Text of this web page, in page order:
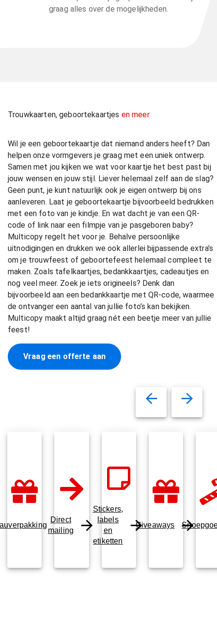
graag alles over de mogelijkheden.
Trouwkaarten, geboortekaartjes en meer
Wil je een geboortekaartje dat niemand anders heeft? Dan
helpen onze vormgevers je graag met een uniek ontwerp.
Samen met jou kijken we wat voor kaartje het best past bij
jouw wensen en jouw stijl. Liever helemaal zelf aan de slag?
Geen punt, je kunt natuurlijk ook je eigen ontwerp bij ons
aanleveren. Laat je geboortekaartje bijvoorbeeld bedrukken
met een foto van je kindje. En wat dacht je van een QR-
code of link naar een filmpje van je pasgeboren baby?
Multicopy regelt het voor je. Behalve persoonlijke
uitnodigingen en drukken we ook allerlei bijpassende extra’s
om je trouwfeest of geboortefeest helemaal compleet te
maken. Zoals tafelkaartjes, bedankkaartjes, cadeautjes en
nog veel meer. Zoek je iets origineels? Denk dan
bijvoorbeeld aan een bedankkaartje met QR-code, waarmee
de ontvanger een aantal van jullie foto’s kan bekijken.
Multicopy maakt altijd graag nét een beetje meer van jullie
feest!
Vraag een offerte aan
Direct
mailing
Stickers,
labels
en
etiketten
Giveaways